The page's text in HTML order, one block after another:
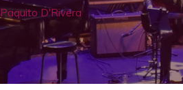
Paquito D'Rivera